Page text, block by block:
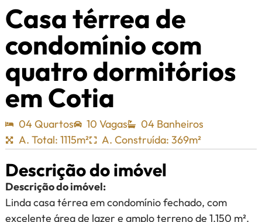
Casa térrea de
condomínio com
quatro dormitórios
em Cotia
04 Quartos 10 Vagas
04 Banheiros
A. Total: 1115m²
A. Construída: 369m²
Descrição do imóvel
Descrição do imóvel:
Linda casa térrea em condomínio fechado, com
excelente área de lazer e amplo terreno de 1.150 m².